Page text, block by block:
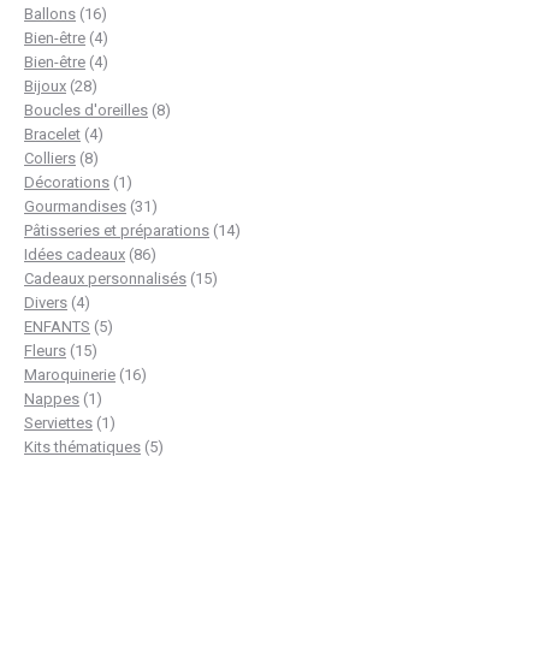
Ballons 1616
produits
Bien-être 44
produits
Bien-être 44
Bijoux 2828
produits
Boucles d'oreilles 88
Bracelet 44
produits
Colliers 88
produits
Décorations 1 1
produit
Gourmandises 31 31
produits
Pâtisseries et préparations 1414
Idées cadeaux 8686
produits
Cadeaux personnalisés 1515
Divers 44
produits
ENFANTS 55
Fleurs 1515
produits
Maroquinerie 1616
Nappes 1 1
produit
Serviettes 1 1
produit
Kits thématiques 55